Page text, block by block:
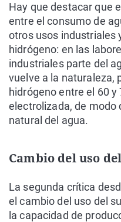
Hay que destacar que
entre el consumo de
otros usos industriales
hidrógeno: en las
industriales parte del
vuelve a la naturaleza,
hidrógeno entre el 60 y
electrolizada, de modo
natural del agua.
Cambio del uso
La segunda crítica
el cambio del uso del
la capacidad de